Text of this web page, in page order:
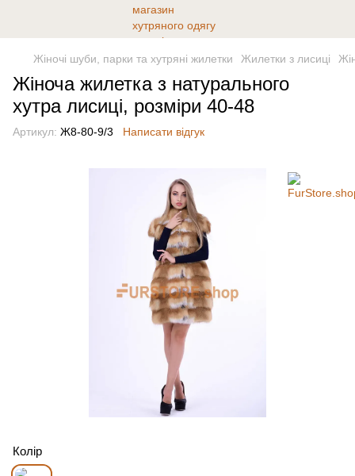
Жіночі шуби, парки та хутряні жилетки Жилетки з лисиці
Жіноча жилетка з натурального
хутра лисиці, розміри 40-48
Артикул: Ж8-80-9/3 Написати відгук
Колір